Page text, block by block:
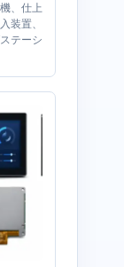
、仕上
装置、
テーシ